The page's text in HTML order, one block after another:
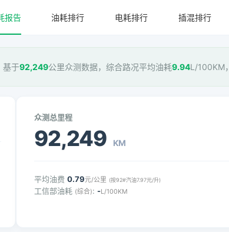
报告 油耗排行 电耗排行 插混排行
基于92,249公里众测数据，综合路况平均油耗9.94L/100KM
众测总里程
92,249 KM
平均油费 0.79元/公里 (按92#汽油7.97元/升)
工信部油耗 (综合): -L/100KM